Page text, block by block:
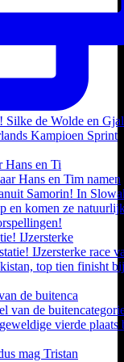
Hans en Ti
IJzersterke
de buitenca
mag Tristan